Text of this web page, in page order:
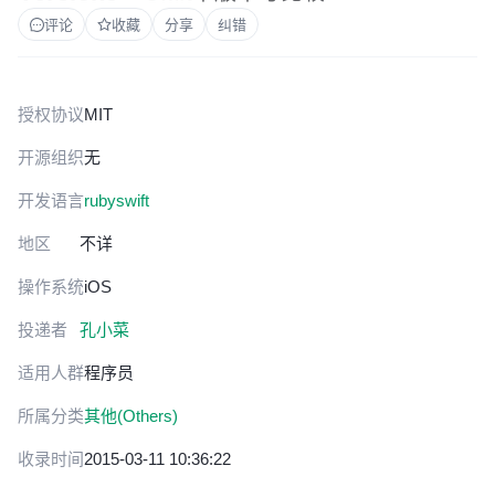
评论 收藏 分享 纠错
授权协议MIT
开源组织无
开发语言rubyswift
地区 不详
操作系统iOS
投递者 孔小菜
适用人群程序员
所属分类其他(Others)
收录时间2015-03-11 10:36:22